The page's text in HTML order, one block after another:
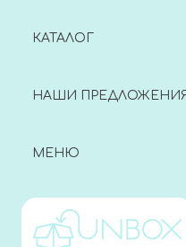
КАТАЛОГ
НАШИ ПРЕДЛОЖЕНИЯ
МЕНЮ